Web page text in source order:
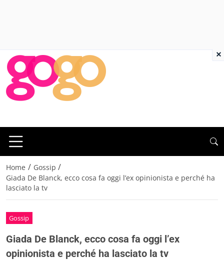
Home / Gossip /
Giada De Blanck, ecco cosa fa oggi l’ex opinionista e perché ha
lasciato la tv
Gossip
Giada De Blanck, ecco cosa fa oggi l’ex
opinionista e perché ha lasciato la tv
×